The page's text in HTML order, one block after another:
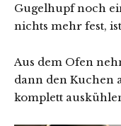
Gugelhupf noch
nichts mehr fest,
Aus dem Ofen
dann den Kuchen
komplett